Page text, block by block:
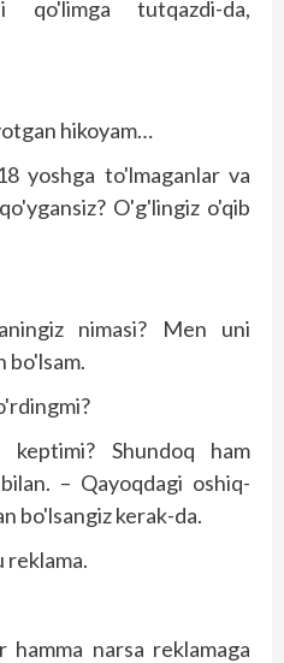
qo'limga tutqazdi-da,
hikoyam…
yoshga to'lmaganlar va
O'g'lingiz o'qib
nimasi? Men uni
bo'lsam.
Shundoq ham
– Qayoqdagi oshiq-
bo'lsangiz kerak-da.
reklama.
narsa reklamaga